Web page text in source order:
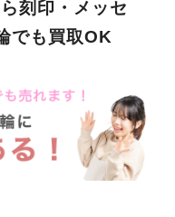
刻印・メッセ
でも買取OK